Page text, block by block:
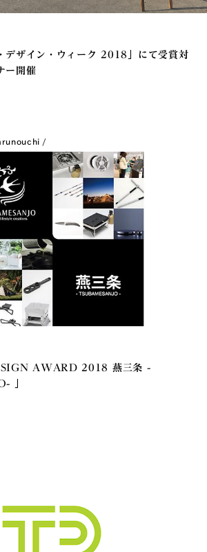
デザイン・ウィーク 2018」にて受賞対
ー開催
AWARD 2018 燕三条 -
」